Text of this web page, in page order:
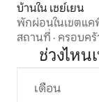
บ้านใน เชย์เยน
พักผ่อนในเขตแค
สถานที่ · ครอบครั
ช่วงไหน
เดือน